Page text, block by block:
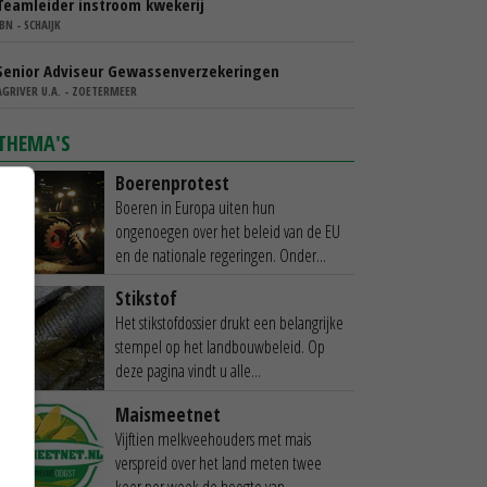
instroom kwekerij
- SCHAIJK
Adviseur Gewassenverzekeringen
U.A. - ZOETERMEER
Boerenprotest
Boeren in Europa uiten hun
ongenoegen over het beleid van de EU
en de nationale regeringen. Onder...
Stikstof
Het stikstofdossier drukt een belangrijke
stempel op het landbouwbeleid. Op
deze pagina vindt u alle...
Maismeetnet
Vijftien melkveehouders met mais
verspreid over het land meten twee